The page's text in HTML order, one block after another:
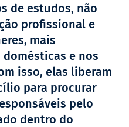
de estudos, não
profissional e
mais
e nos
isso, elas liberam
para procurar
pelo
dentro do